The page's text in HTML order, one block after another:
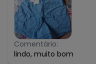
Comentário:
lindo, muito bom